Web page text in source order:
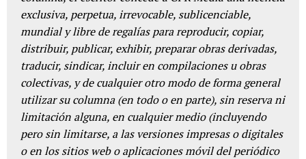
exclusiva, perpetua, irrevocable, sublicenciable,
mundial y libre de regalías para reproducir, copiar,
distribuir, publicar, exhibir, preparar obras derivadas,
traducir, sindicar, incluir en compilaciones u obras
colectivas, y de cualquier otro modo de forma general
utilizar su columna (en todo o en parte), sin reserva ni
limitación alguna, en cualquier medio (incluyendo
pero sin limitarse, a las versiones impresas o digitales
o en los sitios web o aplicaciones móvil del periódico